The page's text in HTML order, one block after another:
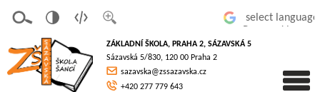
písmo
á
verze
pro
slaboz
raké
ZÁKLADNÍ ŠKOLA, PRAHA 2, SÁZAVSKÁ 5
Sázavská 5/830, 120 00 Praha 2
sazavska@zssazavska.cz
+420 277 779 643